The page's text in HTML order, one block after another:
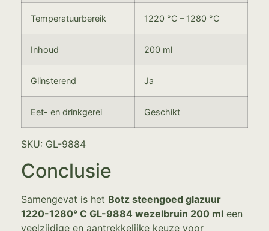
Temperatuurbereik 1220 °C – 1280 °C
Inhoud 200 ml
Glinsterend Ja
Eet- en drinkgerei Geschikt
SKU: GL-9884
Conclusie
Samengevat is het Botz steengoed glazuur
1220-1280° C GL-9884 wezelbruin 200 ml een
veelzijdige en aantrekkelijke keuze voor